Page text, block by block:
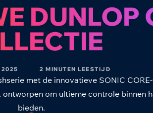
DUNLOP
2025 2 MINUTEN LEESTIJD
met de innovatieve SONIC
ontworpen om ultieme controle binnen
bieden.